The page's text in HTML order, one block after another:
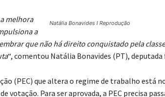
Natália Bonavides I Reprodução
melhora
a
que não há direito conquistado pela classe
“, comentou Natália Bonavides (PT), deputada
(PEC) que altera o regime de trabalho está
votação. Para ser aprovada, a PEC precisa